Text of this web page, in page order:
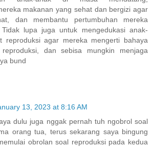
makanan yang sehat dan bergizi agar
dan membantu pertumbuhan mereka
lupa juga untuk mengedukasi anak-
reproduksi agar mereka mengerti bahaya
dan sebisa mungkin menjaga
bund
13, 2023 at 8:16 AM
dulu juga nggak pernah tuh ngobrol soal
orang tua, terus sekarang saya bingung
obrolan soal reproduksi pada kedua